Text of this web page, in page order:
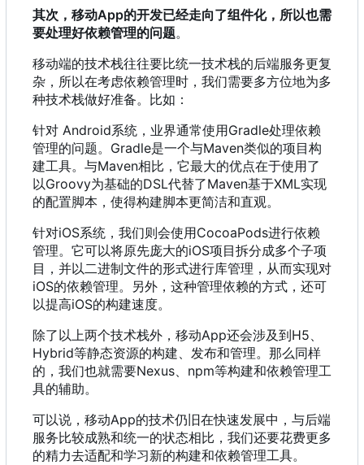
其次 ， 移动App的开发已经走向了组件化， 所以也需
要处理好依赖管理的问题。
移动端的技术栈往往要比统一技术栈的后端服务更复
杂，所以在考虑依赖管理时，我们需要多方位地为多
种技术栈做好准备。比如：
针对 Android系统 ， 业界通常使用Gradle处理依赖
管理的问题。Gradle是一个与Maven类似的项目构
建工具。与Maven相比 ， 它最大的优点在于使用了
以Groovy为基础的DSL代替了Maven基于XML实现
的配置脚本 ， 使得构建脚本更简洁和直观。
针对iOS系统 ， 我们则会使用CocoaPods进行依赖
管理。它可以将原先庞大的iOS项目拆分成多个子项
目 ， 并以二进制文件的形式进行库管理 ， 从而实现对
iOS的依赖管理。另外 ， 这种管理依赖的方式 ， 还可
以提高iOS的构建速度。
除了以上两个技术栈外 ， 移动App还会涉及到H5、
Hybrid等静态资源的构建、发布和管理。那么同样
的 ， 我们也就需要Nexus、npm等构建和依赖管理工
具的辅助。
可以说 ， 移动App的技术仍旧在快速发展中 ， 与后端
服务比较成熟和统一的状态相比 ， 我们还要花费更多
的精力去适配和学习新的构建和依赖管理工具。